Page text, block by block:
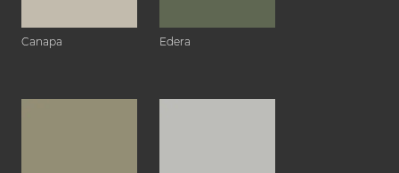
Canapa Edera